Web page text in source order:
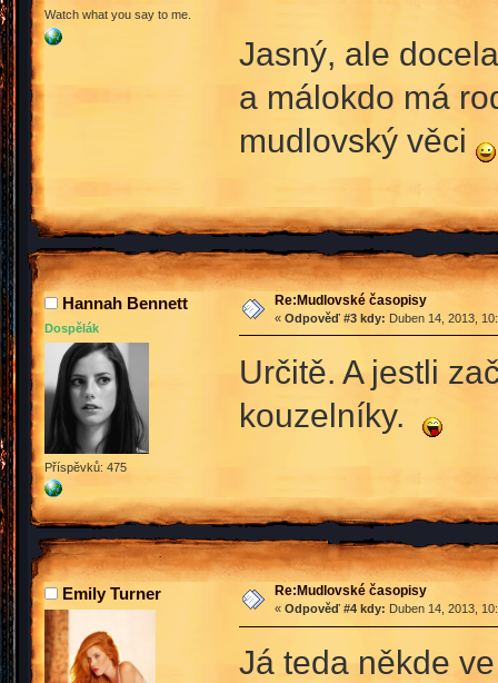
Watch what you say to me.
Jasný, ale
a málokdo má
mudlovský věci
Hannah Bennett
Dospělák
Příspěvků: 475
Re:Mudlovské časopisy
« Odpověď #3 kdy: Duben 14, 2013,
Určitě. A jestli
kouzelníky.
Emily Turner Re:Mudlovské časopisy
« Odpověď #4 kdy: Duben 14, 2013,
Já teda někde